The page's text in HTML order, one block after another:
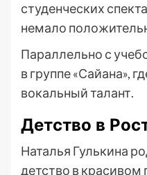
студенческих
немало
Параллельно с
в группе «Сайана»,
вокальный талант.
Детство в
Наталья Гулькина
детство в красивом